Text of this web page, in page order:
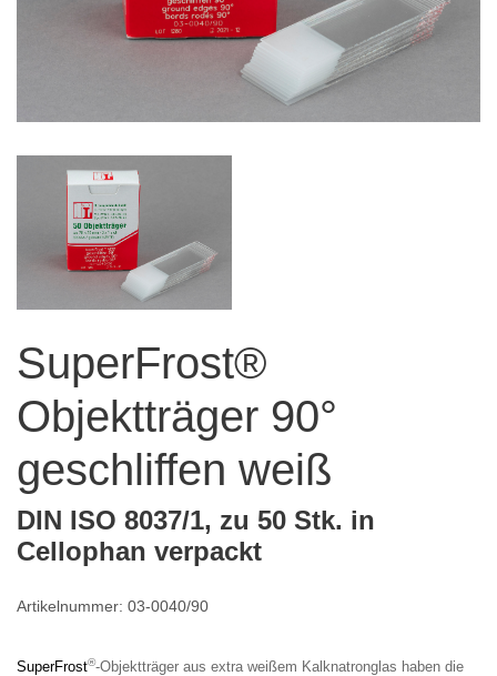
SuperFrost®
Objektträger 90°
geschliffen weiß
DIN ISO 8037/1, zu 50 Stk. in
Cellophan verpackt
Artikelnummer: 03-0040/90
SuperFrost®-Objektträger aus extra weißem Kalknatronglas haben die